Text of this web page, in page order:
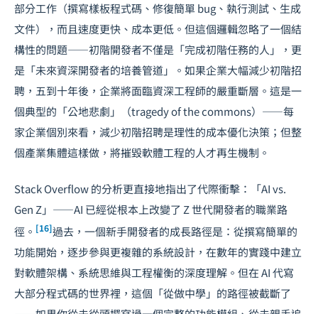
部分工作（撰寫樣板程式碼、修復簡單 bug、執行測試、生成
文件），而且速度更快、成本更低。但這個邏輯忽略了一個結
構性的問題——初階開發者不僅是「完成初階任務的人」，更
是「未來資深開發者的培養管道」。如果企業大幅減少初階招
聘，五到十年後，企業將面臨資深工程師的嚴重斷層。這是一
個典型的「公地悲劇」（tragedy of the commons）——每
家企業個別來看，減少初階招聘是理性的成本優化決策；但整
個產業集體這樣做，將摧毀軟體工程的人才再生機制。
Stack Overflow 的分析更直接地指出了代際衝擊：「AI vs.
Gen Z」——AI 已經從根本上改變了 Z 世代開發者的職業路
徑。 [16]過去，一個新手開發者的成長路徑是：從撰寫簡單的
功能開始，逐步參與更複雜的系統設計，在數年的實踐中建立
對軟體架構、系統思維與工程權衡的深度理解。但在 AI 代寫
大部分程式碼的世界裡，這個「從做中學」的路徑被截斷了